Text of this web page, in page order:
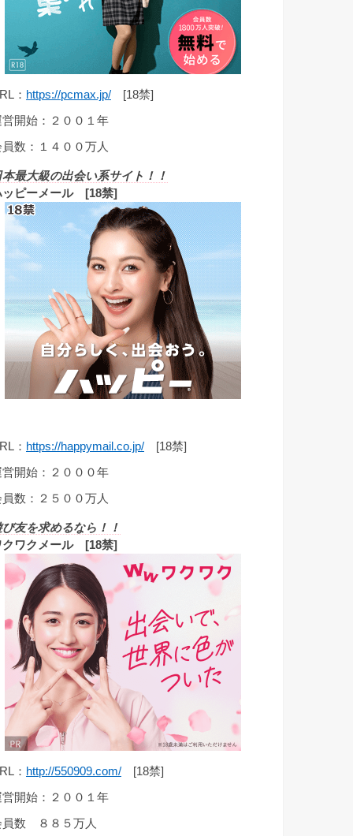
： https://pcmax.jp/ [18禁]
営開始：２００１年
員数：１４００万人
本最大級の出会い系サイト！！
ッピーメール [18禁]
： https://happymail.co.jp/ [18禁]
営開始：２０００年
員数：２５００万人
び友を求めるなら！！
クワクメール [18禁]
： http://550909.com/ [18禁]
営開始：２００１年
員数 ８８５万人